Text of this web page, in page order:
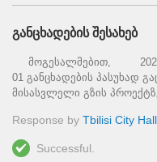
განცხადების შესახებ
მოგესალმებით, 2025
01 განცხადების პასუხად
მისასვლელი გზის
Response by Tbilisi City Hall
Successful.